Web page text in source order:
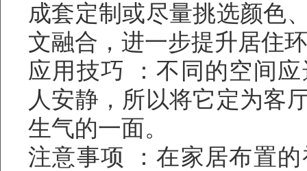
成套定制或尽量挑选颜色
文融合，进一步提升居住
应用技巧 ：不同的空间
人安静，所以将它定为客
生气的一面。
注意事项 ：在家居布置